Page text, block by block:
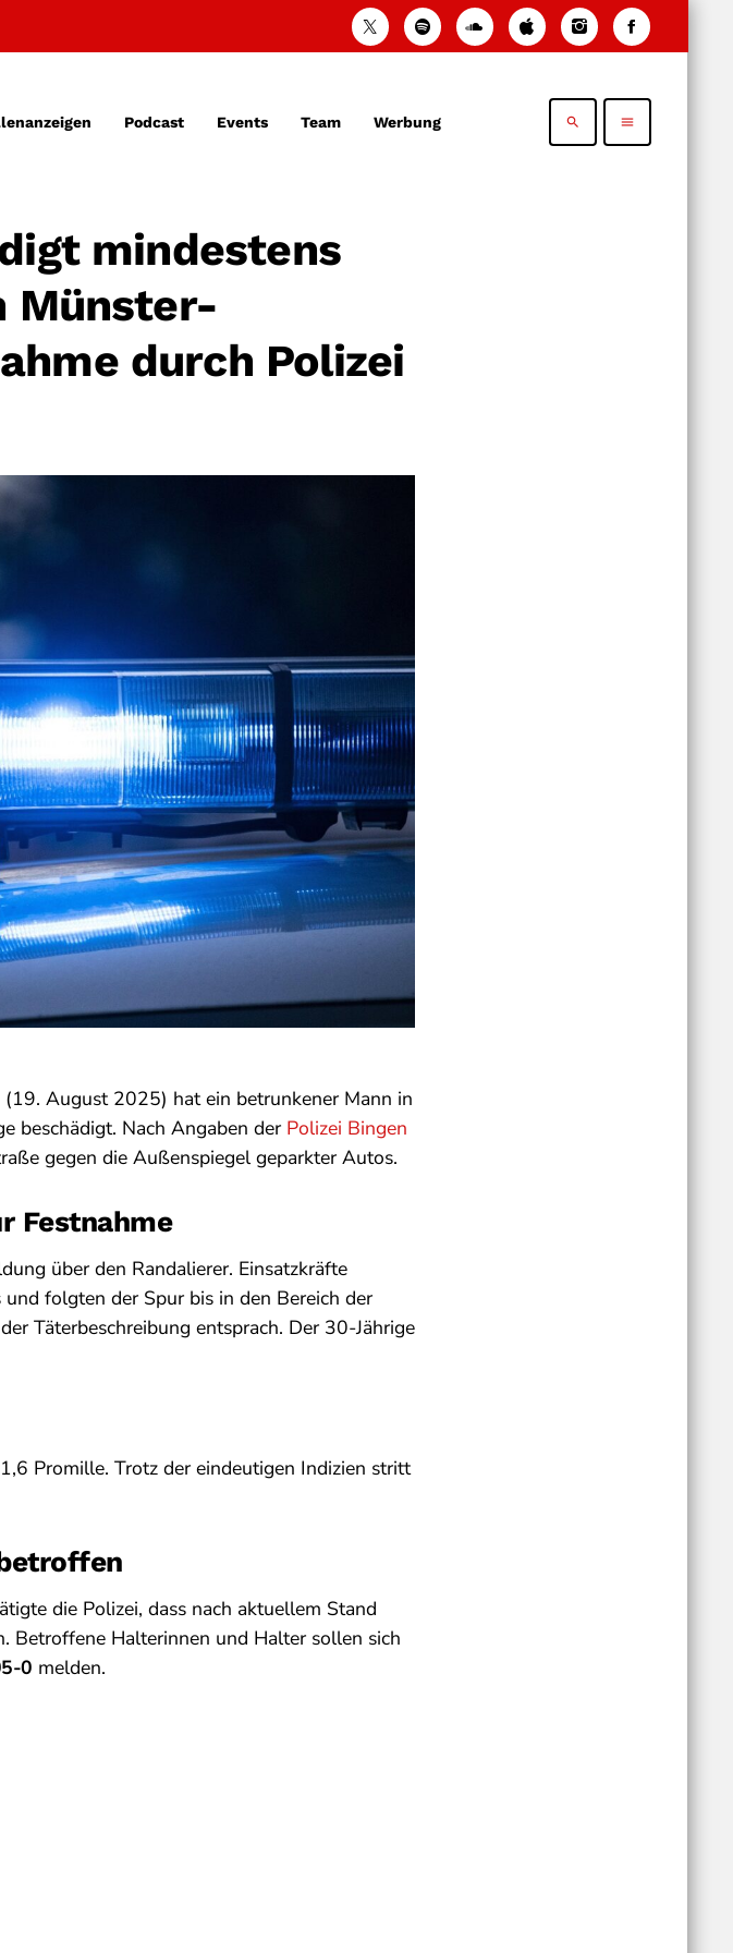
Podcast Events Team Werbung search menu
mindestens
Münster-
durch Polizei
August 2025) hat ein betrunkener Mann in
beschädigt. Nach Angaben der Polizei Bingen
gegen die Außenspiegel geparkter Autos.
Festnahme
über den Randalierer. Einsatzkräfte
folgten der Spur bis in den Bereich der
Täterbeschreibung entsprach. Der 30-Jährige
Promille. Trotz der eindeutigen Indizien stritt
die Polizei, dass nach aktuellem Stand
Betroffene Halterinnen und Halter sollen sich
0 melden.